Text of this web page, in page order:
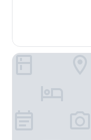
ulasan)
The Mirah Hotel Bogor